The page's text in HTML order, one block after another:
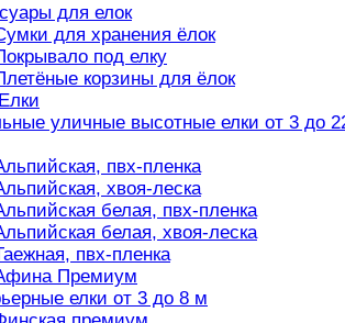
для елок
для хранения ёлок
под елку
корзины для ёлок
уличные высотные елки от 3 до
пвх-пленка
хвоя-леска
белая, пвх-пленка
белая, хвоя-леска
пвх-пленка
Премиум
елки от 3 до 8 м